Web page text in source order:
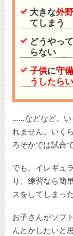
大きな外
てしまう
どうやって
らない
子供に守備
うしたら
……などなど。い
れません。いく
ろそかでは試合
でも、イレギュ
り、練習なら簡
スをしてしまっ
お子さんがソフ
んとかしたいと